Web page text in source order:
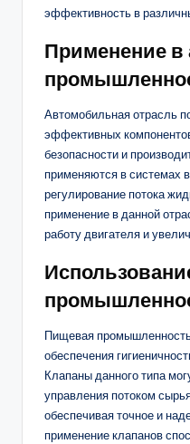
эффективность в
Применение
Автомобильная отрасль
эффективных
безопасности и
применяются в системах
регулирование потока
применение в данной
работу двигателя и
Пищевая промышленность
обеспечения
Клапаны данного типа
управления потоком
обеспечивая точное и
применение клапанов